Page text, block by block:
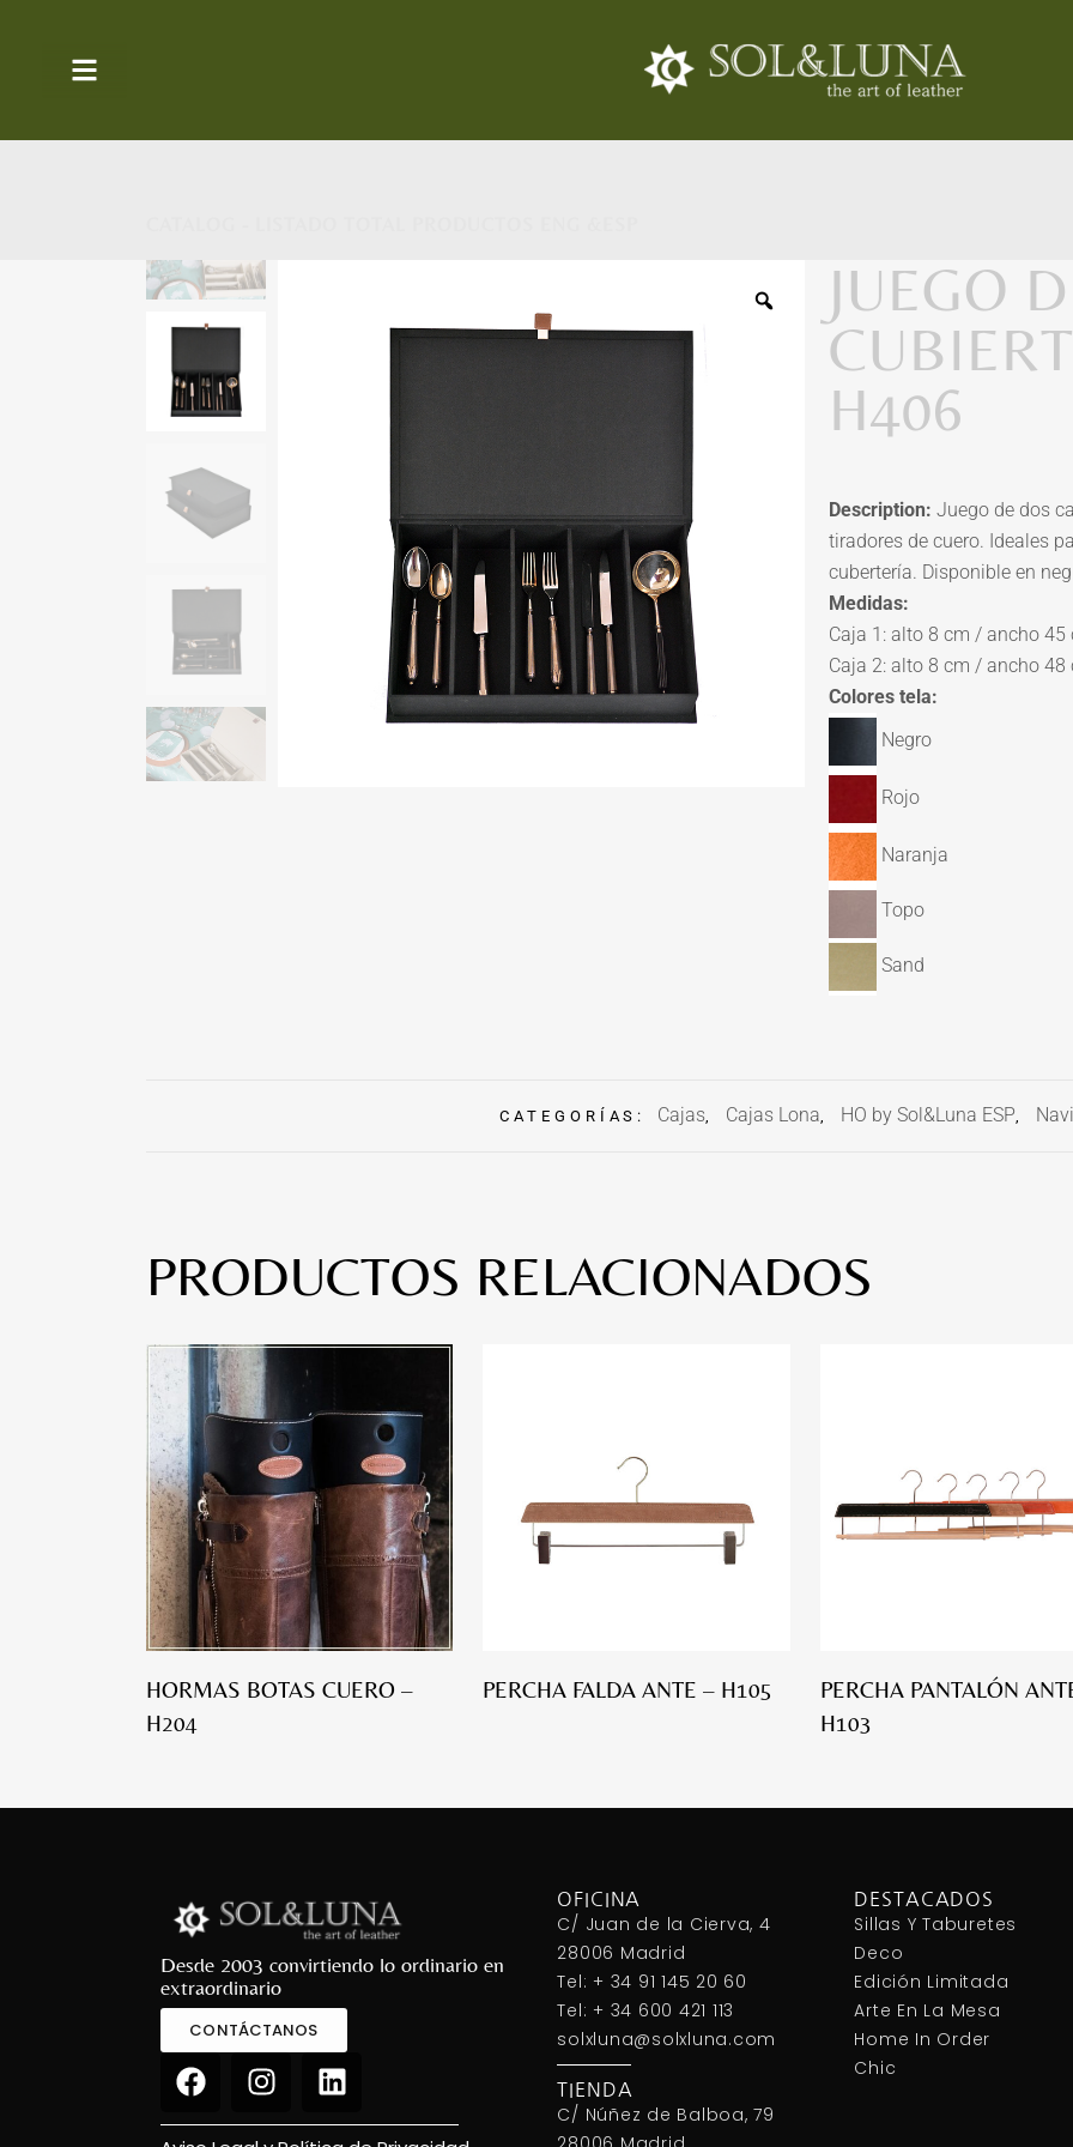
JUEGO
H406
Description: Juego de dos
tiradores de cuero. Ideales
cubertería. Disponible en
Medidas:
Caja 1: alto 8 cm / ancho
Caja 2: alto 8 cm / ancho
Colores tela:
Negro
Rojo
Naranja
Topo
Sand
CATEGORÍAS: Cajas, Cajas Lona, HO by Sol&Luna ESP,
PRODUCTOS RELACIONADOS
HORMAS BOTAS CUERO –
H204
PERCHA FALDA ANTE – H105
PERCHA PANTALÓN
H103
Desde 2003 convirtiendo lo ordinario en
extraordinario
CONTÁCTANOS
OFICINA
C/ Juan de la Cierva, 4
28006 Madrid
Tel: + 34 91 145 20 60
Tel: + 34 600 421 113
solxluna@solxluna.com
TIENDA
C/ Núñez de Balboa, 79
DESTACADOS
Sillas Y Taburetes
Deco
Edición Limitada
Arte En La Mesa
Home In Order
Chic